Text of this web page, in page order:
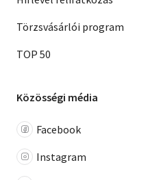
Törzsvásárlói program
TOP 50
Közösségi média
Facebook
Instagram